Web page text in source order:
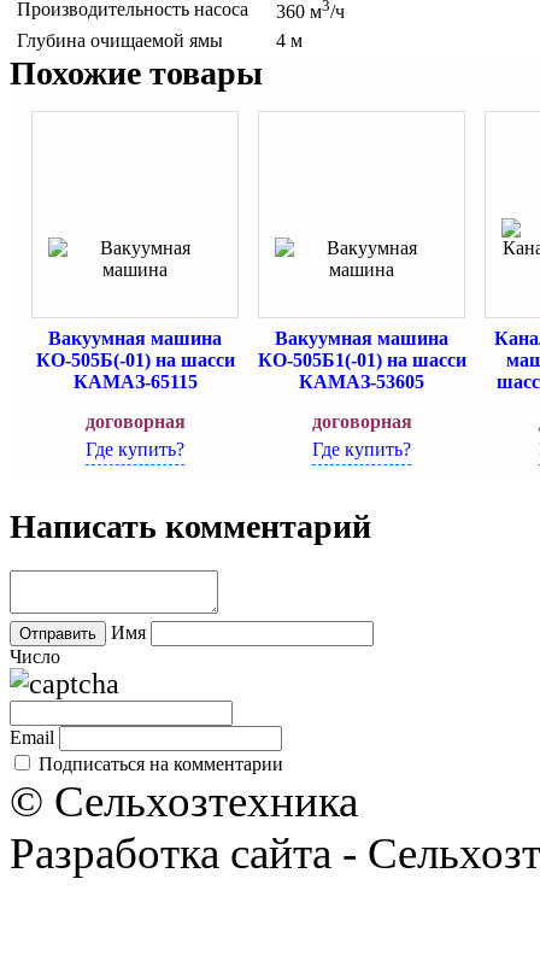
Производительность насоса
360 м3/ч
Глубина очищаемой ямы
4 м
Похожие товары
Вакуумная машина
КО-505Б(-01) на шасси
КАМАЗ-65115
договорная
Где купить?
Вакуумная машина
КО-505Б1(-01) на шасси
КАМАЗ-53605
договорная
Где купить?
Написать комментарий
Имя
Число
Email
Подписаться на комментарии
© Сельхозтехника
Разработка сайта -